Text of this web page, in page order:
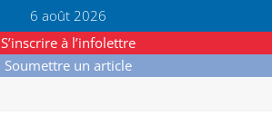
6 août 2026
S’inscrire à l’infolettre
Soumettre un article